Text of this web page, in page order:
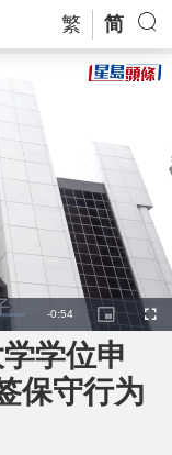
繁 简
R
e
m
-0:54
P
i
c
t
u
e
i
F
u
学位申
保守行为